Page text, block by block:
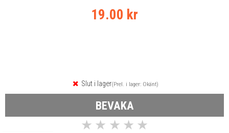
19.00 kr
Slut i lager(Prel. i lager: Okänt)
BEVAKA
★ ★ ★ ★ ★